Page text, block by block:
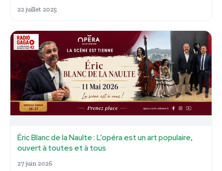
22 juillet 2025
Éric Blanc de la Naulte : L’opéra est un art populaire,
ouvert à toutes et à tous
27 juin 2026